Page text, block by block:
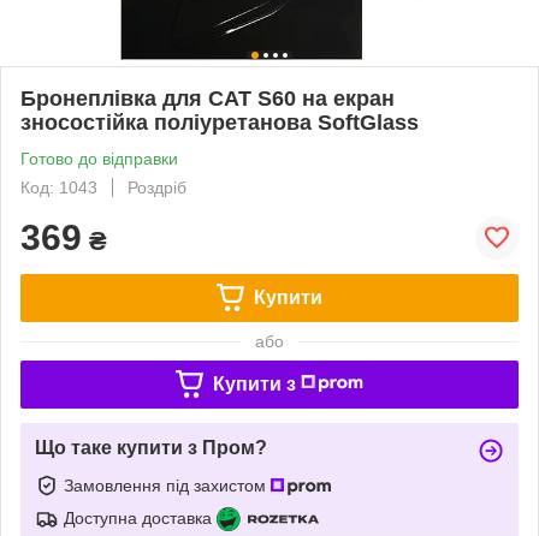
Бронеплівка для CAT S60 на екран
зносостійка поліуретанова SoftGlass
Готово до відправки
Код: 1043
Роздріб
369 ₴
Купити
або
Купити з
Що таке купити з Пром?
Замовлення під захистом
Доступна доставка